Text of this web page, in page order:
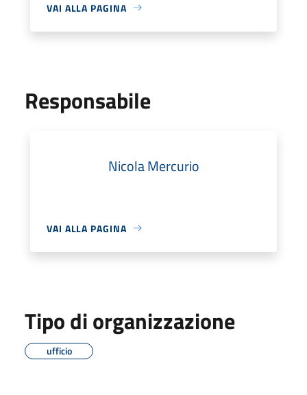
VAI ALLA PAGINA
Responsabile
Nicola Mercurio
VAI ALLA PAGINA
Tipo di organizzazione
ufficio